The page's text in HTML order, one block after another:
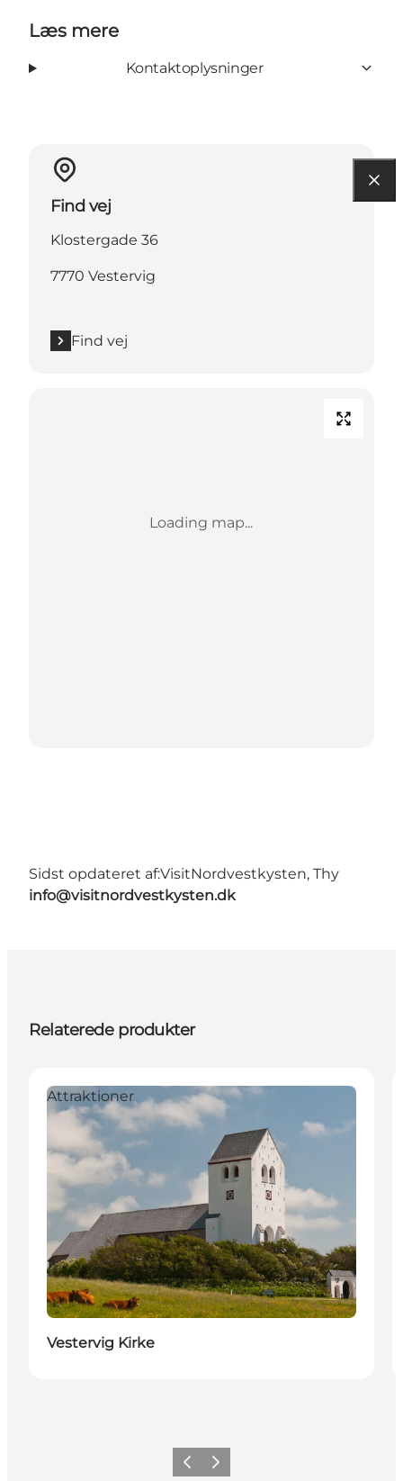
Læs mere
Kontaktoplysninger
Find vej
Klostergade 36
7770 Vestervig
Find vej
Loading map...
Sidst opdateret af:VisitNordvestkysten, Thy
info@visitnordvestkysten.dk
Relaterede produkter
Attraktioner
Vestervig Kirke
ForrigeNæste